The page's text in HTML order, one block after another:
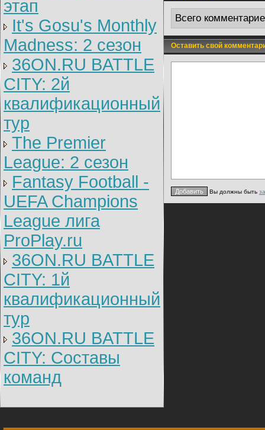
этап
It's Gosu's Monthly
Madness: 2 сезон
36ON.RU BATTLE
CITY: 2й
квалификационный
тур
The Premier
League: 2 cезон
Fantasy Football -
UEFA Champions
League лига
ProPlay.ru
36ON.RU BATTLE
CITY: 1й
квалификационный
тур
36ON.RU BATTLE
CITY: Составы
команд
Всего
Оставить свой
Вы должны быть